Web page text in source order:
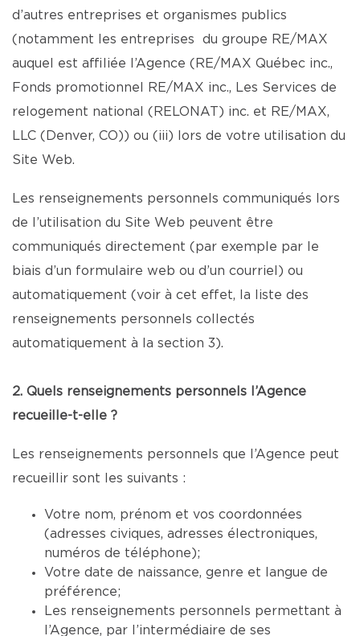
d’autres entreprises et organismes publics
(notamment les entreprises du groupe RE/MAX
auquel est affiliée l’Agence (RE/MAX Québec inc.,
Fonds promotionnel RE/MAX inc., Les Services de
relogement national (RELONAT) inc. et RE/MAX,
LLC (Denver, CO)) ou (iii) lors de votre utilisation du
Site Web.
Les renseignements personnels communiqués lors
de l’utilisation du Site Web peuvent être
communiqués directement (par exemple par le
biais d’un formulaire web ou d’un courriel) ou
automatiquement (voir à cet effet, la liste des
renseignements personnels collectés
automatiquement à la section 3).
2. Quels renseignements personnels l’Agence
recueille-t-elle ?
Les renseignements personnels que l’Agence peut
recueillir sont les suivants :
Votre nom, prénom et vos coordonnées
(adresses civiques, adresses électroniques,
numéros de téléphone);
Votre date de naissance, genre et langue de
préférence;
Les renseignements personnels permettant à
l’Agence, par l’intermédiaire de ses